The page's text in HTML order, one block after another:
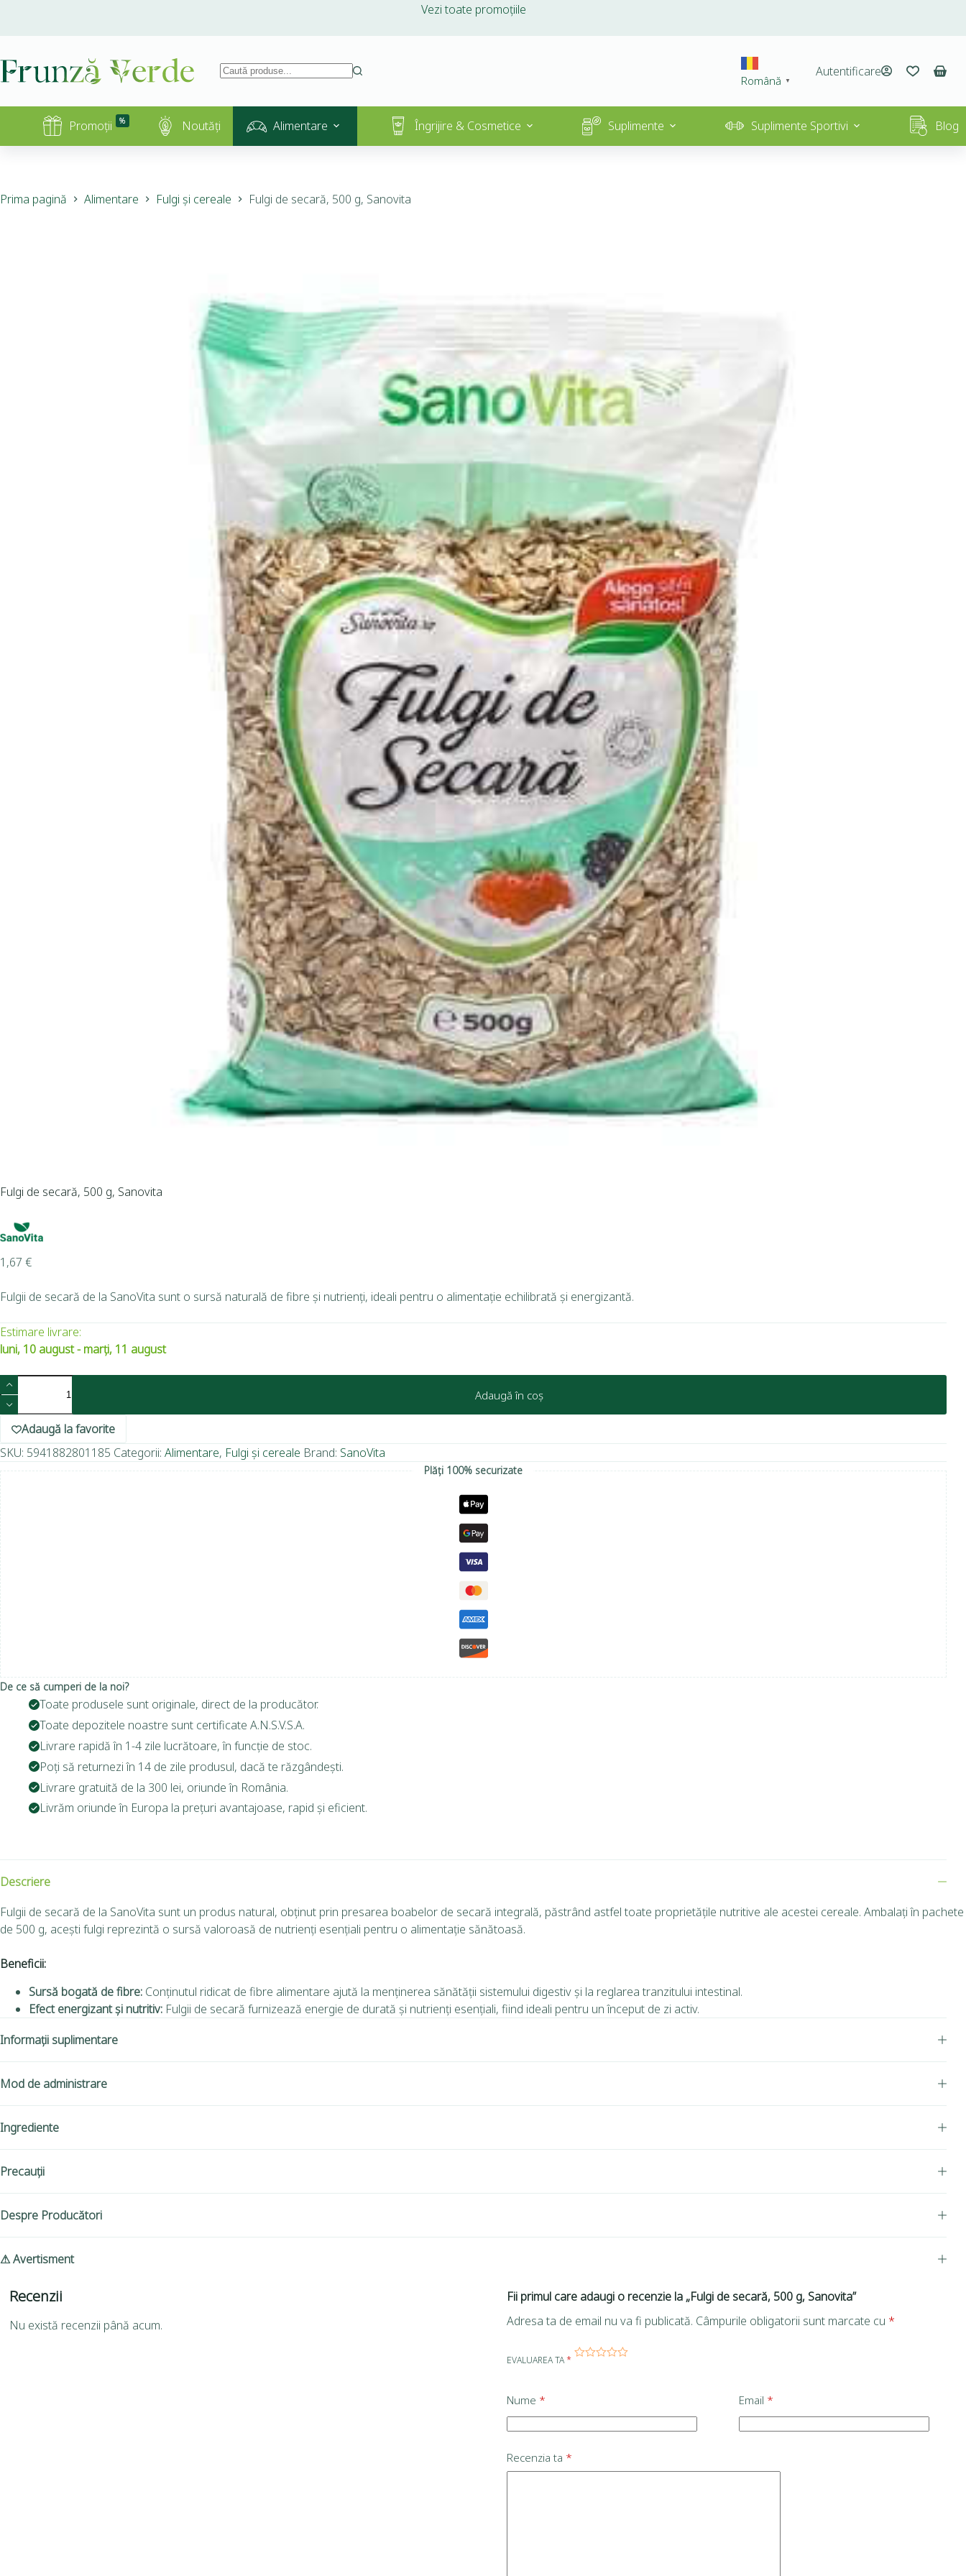
Vezi toate promoțiile
Română ▼
Autentificare
Promoții % Noutăți Alimentare Îngrijire & Cosmetice Suplimente Suplimente Sportivi Blog
Prima pagină Alimentare Fulgi și cereale Fulgi de secară, 500 g, Sanovita
Fulgi de secară, 500 g, Sanovita
1,67 €
Fulgii de secară de la SanoVita sunt o sursă naturală de fibre și nutrienți, ideali pentru o alimentație echilibrată și energizantă.
Estimare livrare:
luni, 10 august - marți, 11 august
Adaugă în coș
Adaugă la favorite
SKU: 5941882801185 Categorii: Alimentare, Fulgi și cereale Brand: SanoVita
Plăți 100% securizate
De ce să cumperi de la noi?
Toate produsele sunt originale, direct de la producător.
Toate depozitele noastre sunt certificate A.N.S.V.S.A.
Livrare rapidă în 1-4 zile lucrătoare, în funcție de stoc.
Poți să returnezi în 14 de zile produsul, dacă te răzgândești.
Livrare gratuită de la 300 lei, oriunde în România.
Livrăm oriunde în Europa la prețuri avantajoase, rapid și eficient.
Descriere
Fulgii de secară de la SanoVita sunt un produs natural, obținut prin presarea boabelor de secară integrală, păstrând astfel toate proprietățile nutritive ale acestei cereale. Ambalați în pachete
de 500 g, acești fulgi reprezintă o sursă valoroasă de nutrienți esențiali pentru o alimentație sănătoasă.
Beneficii:
Sursă bogată de fibre: Conținutul ridicat de fibre alimentare ajută la menținerea sănătății sistemului digestiv și la reglarea tranzitului intestinal.
Efect energizant și nutritiv: Fulgii de secară furnizează energie de durată și nutrienți esențiali, fiind ideali pentru un început de zi activ.
Informații suplimentare
Mod de administrare
Ingrediente
Precauții
Despre Producători
⚠ Avertisment
Recenzii
Nu există recenzii până acum.
Fii primul care adaugi o recenzie la „Fulgi de secară, 500 g, Sanovita”
Adresa ta de email nu va fi publicată. Câmpurile obligatorii sunt marcate cu *
EVALUAREA TA*
Nume * Email *
Recenzia ta *